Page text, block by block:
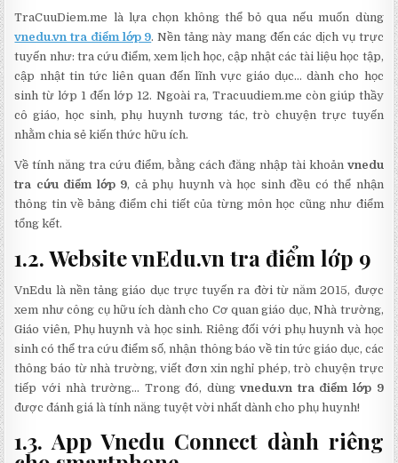
TraCuuDiem.me là lựa chọn không thể bỏ qua nếu muốn dùng
vnedu.vn tra điểm lớp 9. Nền tảng này mang đến các dịch vụ trực
tuyến như: tra cứu điểm, xem lịch học, cập nhật các tài liệu học tập,
cập nhật tin tức liên quan đến lĩnh vực giáo dục… dành cho học
sinh từ lớp 1 đến lớp 12. Ngoài ra, Tracuudiem.me còn giúp thầy
cô giáo, học sinh, phụ huynh tương tác, trò chuyện trực tuyến
nhằm chia sẻ kiến thức hữu ích.
Về tính năng tra cứu điểm, bằng cách đăng nhập tài khoản vnedu
tra cứu điểm lớp 9, cả phụ huynh và học sinh đều có thể nhận
thông tin về bảng điểm chi tiết của từng môn học cũng như điểm
tổng kết.
1.2. Website vnEdu.vn tra điểm lớp 9
VnEdu là nền tảng giáo dục trực tuyến ra đời từ năm 2015, được
xem như công cụ hữu ích dành cho Cơ quan giáo dục, Nhà trường,
Giáo viên, Phụ huynh và học sinh. Riêng đối với phụ huynh và học
sinh có thể tra cứu điểm số, nhận thông báo về tin tức giáo dục, các
thông báo từ nhà trường, viết đơn xin nghỉ phép, trò chuyện trực
tiếp với nhà trường… Trong đó, dùngvnedu.vn tra điểm lớp 9
được đánh giá là tính năng tuyệt vời nhất dành cho phụ huynh!
1.3. App Vnedu Connect dành riêng